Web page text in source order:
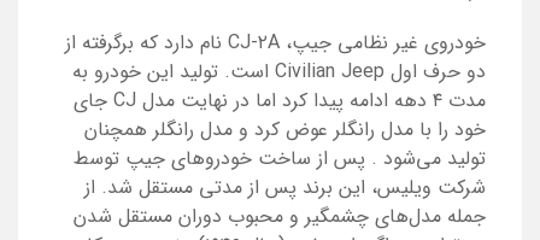
خودروی غیر نظامی جیپ، CJ-۲A نام دارد که برگرفته از
دو حرف اول Civilian Jeep است. تولید این خودرو به
مدت ۴ دهه ادامه پیدا کرد اما در نهایت مدل
CJ جای
خود را با مدل رانگلر عوض کرد و مدل رانگلر همچنان
تولید می‌شود . پس از ساخت خودروهای جیپ توسط
شرکت ویلیس، این برند پس از مدتی مستقل شد. از
جمله مدل‌های چشمگیر و محبوب دوران مستقل شدن